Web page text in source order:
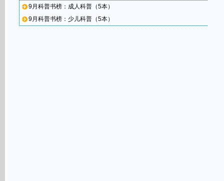
9月科普书榜：成人科普（5本）
9月科普书榜：少儿科普（5本）